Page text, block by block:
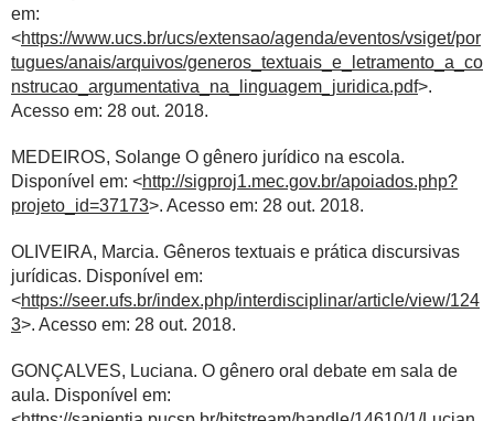
em:
<https://www.ucs.br/ucs/extensao/agenda/eventos/vsiget/por
tugues/anais/arquivos/generos_textuais_e_letramento_a_co
nstrucao_argumentativa_na_linguagem_juridica.pdf>.
Acesso em: 28 out. 2018.
MEDEIROS, Solange O gênero jurídico na escola.
Disponível em: <http://sigproj1.mec.gov.br/apoiados.php?
projeto_id=37173>. Acesso em: 28 out. 2018.
OLIVEIRA, Marcia. Gêneros textuais e prática discursivas
jurídicas. Disponível em:
<https://seer.ufs.br/index.php/interdisciplinar/article/view/124
3>. Acesso em: 28 out. 2018.
GONÇALVES, Luciana. O gênero oral debate em sala de
aula. Disponível em: